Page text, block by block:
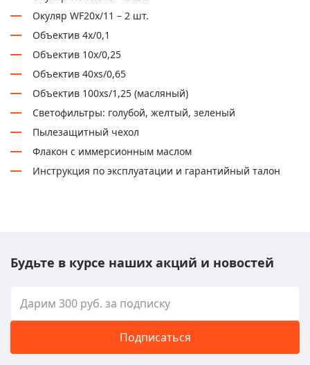
Окуляр WF20х/11 – 2 шт.
Объектив 4х/0,1
Объектив 10х/0,25
Объектив 40хs/0,65
Объектив 100хs/1,25 (масляный)
Светофильтры: голубой, желтый, зеленый
Пылезащитный чехол
Флакон с иммерсионным маслом
Инструкция по эксплуатации и гарантийный талон
Будьте в курсе наших акций и новостей
Подписаться